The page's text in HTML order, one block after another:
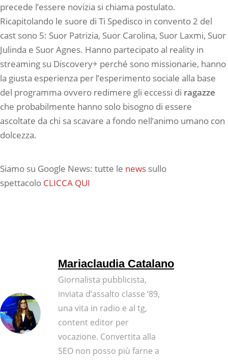
precede l’essere novizia si chiama postulato.
Ricapitolando le suore di Ti Spedisco in convento 2 del
cast sono 5: Suor Patrizia, Suor Carolina, Suor Laxmi, Suor
Julinda e Suor Agnes. Hanno partecipato al reality in
streaming su Discovery+ perché sono missionarie, hanno
la giusta esperienza per l’esperimento sociale alla base
del programma ovvero redimere gli eccessi di ragazze
che probabilmente hanno solo bisogno di essere
ascoltate da chi sa scavare a fondo nell’animo umano con
dolcezza.
Siamo su Google News: tutte le news sullo
spettacolo CLICCA QUI
Mariaclaudia Catalano
Giornalista pubblicista,
inviata d’assalto classe ‘89,
una vita in radio e al tg,
content editor per
vocazione. Convertita alla
SEO non posso più farne a